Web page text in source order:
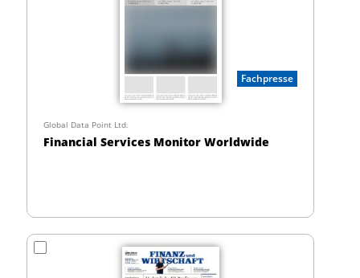
Fachpresse
Global Data Point Ltd.
Financial Services Monitor Worldwide